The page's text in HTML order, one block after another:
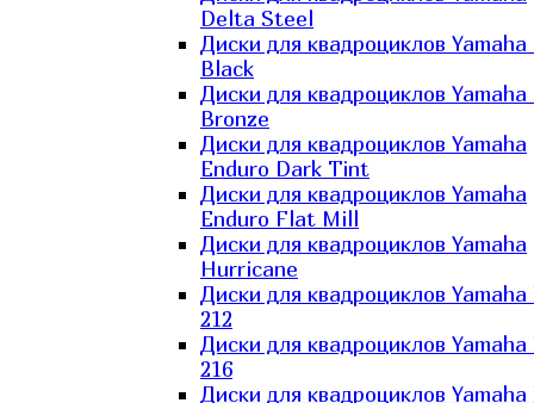
Delta Steel
Диски для квадроциклов
Black
Диски для квадроциклов
Bronze
Диски для квадроциклов Yamaha
Enduro Dark Tint
Диски для квадроциклов Yamaha
Enduro Flat Mill
Диски для квадроциклов Yamaha
Hurricane
Диски для квадроциклов
212
Диски для квадроциклов
216
Диски для квадроциклов